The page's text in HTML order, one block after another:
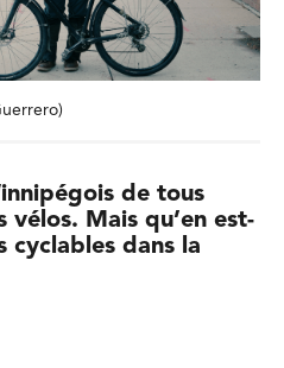
de tous
vélos. Mais qu’en est-
cyclables dans la